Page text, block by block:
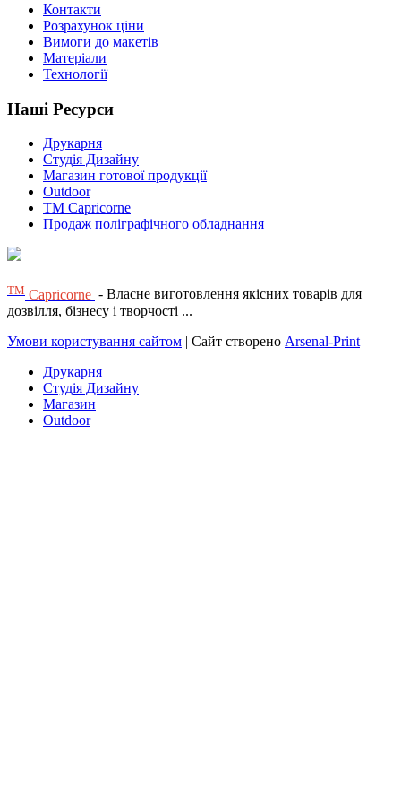
Контакти
Розрахунок ціни
Вимоги до макетів
Матеріали
Технології
Наші Ресурси
Друкарня
Студія Дизайну
Магазин готової продукції
Outdoor
TM Capricorne
Продаж поліграфічного обладнання
ТМ Capricorne - Власне виготовлення якісних товарів для
дозвілля, бізнесу і творчості ...
Умови користування сайтом | Сайт створено Arsenal-Print
Друкарня
Студія Дизайну
Магазин
Outdoor